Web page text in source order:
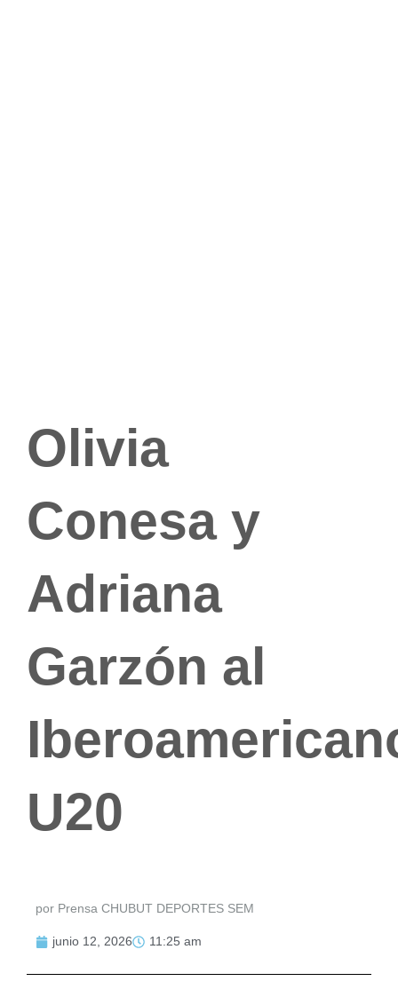
Olivia
Conesa y
Adriana
Garzón al
U20
por Prensa CHUBUT DEPORTES SEM
junio 12, 2026 11:25 am